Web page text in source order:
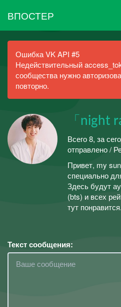
ВПОСТЕР
Ошибка VK API #5
Недействительный
сообщества нужно
повторно.
「night
Всего 8, за
отправлено /
Привет, my
специально
Здесь будут
(bts) и всех
тут
Текст сообщения: